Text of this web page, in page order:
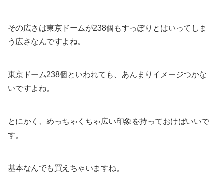
その広さは東京ドームが238個もすっぽりとはいってしま
う広さなんですよね。
東京ドーム238個といわれても、あんまりイメージつかな
いですよね。
とにかく、めっちゃくちゃ広い印象を持っておけばいいで
す。
基本なんでも買えちゃいますね。